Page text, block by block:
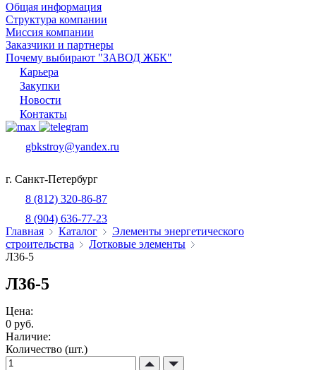
Общая информация
Структура компании
Миссия компании
Заказчики и партнеры
Почему выбирают "ЗАВОД ЖБК"
Карьера
Закупки
Новости
Контакты
gbkstroy@yandex.ru
г. Санкт-Петербург
8 (812) 320-86-87
8 (904) 636-77-23
Главная
Каталог
Элементы энергетического
строительства
Лотковые элементы
Л36-5
Л36-5
Цена:
0 руб.
Наличие:
Количество (шт.)